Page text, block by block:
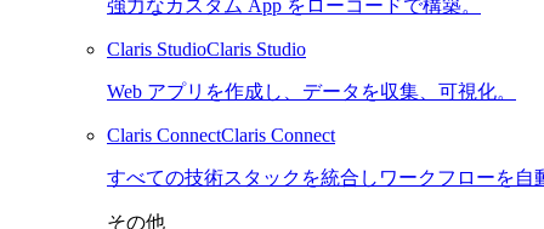
強力なカスタム App をローコードで構築。
Claris StudioClaris Studio
Web アプリを作成し、データを収集、可視化。
Claris ConnectClaris Connect
すべての技術スタックを統合しワークフローを自
その他